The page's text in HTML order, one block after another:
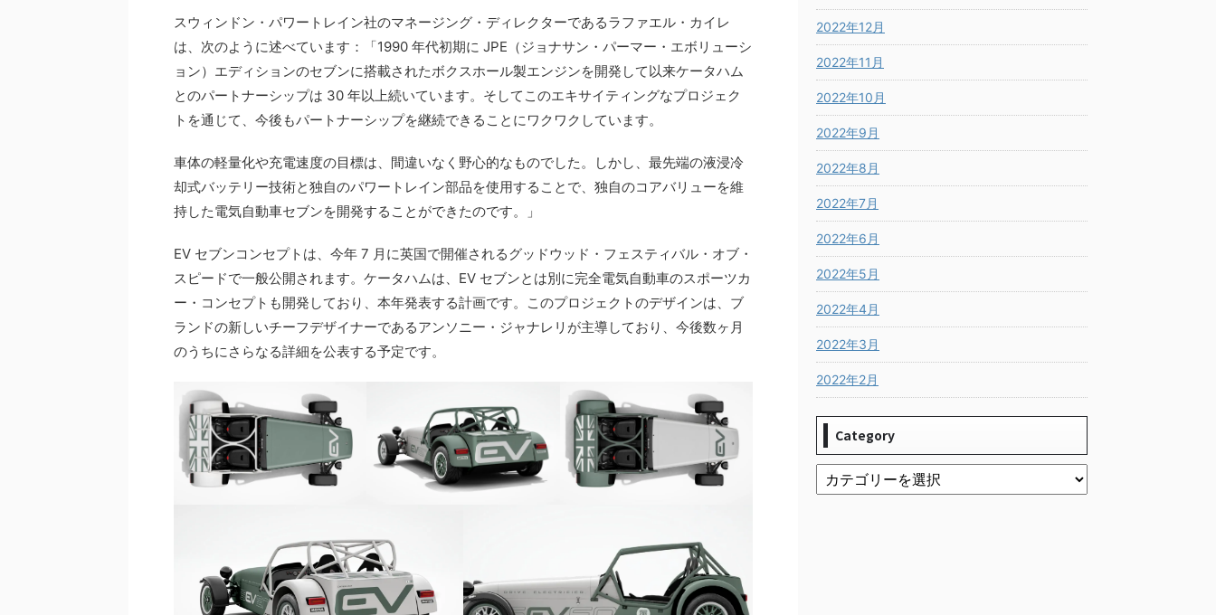
スウィンドン・パワートレイン社のマネージング・ディレクターであるラファエル・カイレ
は、次のように述べています：「1990 年代初期に JPE（ジョナサン・パーマー・エボリューシ
ョン）エディションのセブンに搭載されたボクスホール製エンジンを開発して以来ケータハム
とのパートナーシップは 30 年以上続いています。そしてこのエキサイティングなプロジェク
トを通じて、今後もパートナーシップを継続できることにワクワクしています。
車体の軽量化や充電速度の目標は、間違いなく野心的なものでした。しかし、最先端の液浸冷
却式バッテリー技術と独自のパワートレイン部品を使用することで、独自のコアバリューを維
持した電気自動車セブンを開発することができたのです。」
EV セブンコンセプトは、今年 7 月に英国で開催されるグッドウッド・フェスティバル・オブ・
スピードで一般公開されます。ケータハムは、EV セブンとは別に完全電気自動車のスポーツカ
ー・コンセプトも開発しており、本年発表する計画です。このプロジェクトのデザインは、ブ
ランドの新しいチーフデザイナーであるアンソニー・ジャナレリが主導しており、今後数ヶ月
のうちにさらなる詳細を公表する予定です。
2022年12月
2022年11月
2022年10月
2022年9月
2022年8月
2022年7月
2022年6月
2022年5月
2022年4月
2022年3月
2022年2月
Category